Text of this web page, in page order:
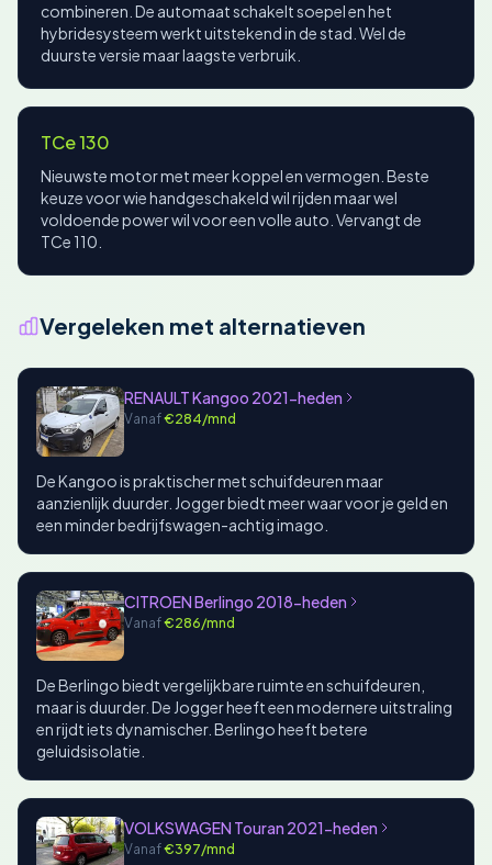
combineren. De automaat schakelt soepel en het
hybridesysteem werkt uitstekend in de stad. Wel de
duurste versie maar laagste verbruik.
TCe 130
Nieuwste motor met meer koppel en vermogen. Beste
keuze voor wie handgeschakeld wil rijden maar wel
voldoende power wil voor een volle auto. Vervangt de
TCe 110.
Vergeleken met alternatieven
RENAULT Kangoo 2021-heden
Vanaf€284/mnd
De Kangoo is praktischer met schuifdeuren maar
aanzienlijk duurder. Jogger biedt meer waar voor je geld en
een minder bedrijfswagen-achtig imago.
CITROEN Berlingo 2018-heden
Vanaf€286/mnd
De Berlingo biedt vergelijkbare ruimte en schuifdeuren,
maar is duurder. De Jogger heeft een modernere uitstraling
en rijdt iets dynamischer. Berlingo heeft betere
geluidsisolatie.
VOLKSWAGEN Touran 2021-heden
Vanaf€397/mnd